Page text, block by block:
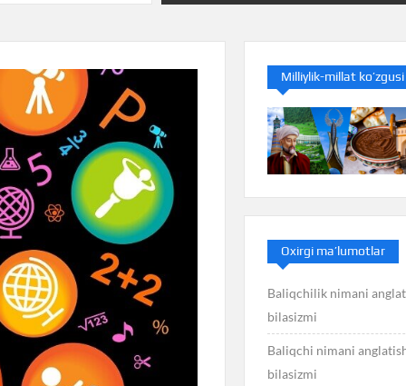
Milliylik-millat ko’zgusi
Oxirgi ma’lumotlar
Baliqchilik nimani
bilasizmi
Baliqchi nimani
bilasizmi